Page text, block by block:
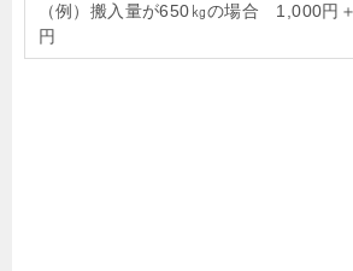
（例）搬入量が650㎏の場合 1,000円
円